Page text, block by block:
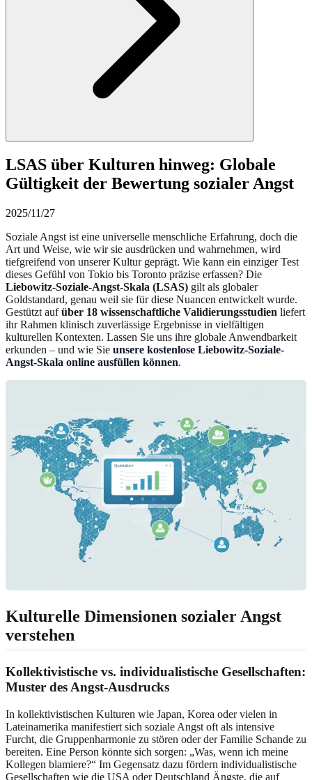
LSAS über Kulturen hinweg: Globale
Gültigkeit der Bewertung sozialer Angst
2025/11/27
Soziale Angst ist eine universelle menschliche Erfahrung, doch die
Art und Weise, wie wir sie ausdrücken und wahrnehmen, wird
tiefgreifend von unserer Kultur geprägt. Wie kann ein einziger Test
dieses Gefühl von Tokio bis Toronto präzise erfassen? Die
Liebowitz-Soziale-Angst-Skala (LSAS) gilt als globaler
Goldstandard, genau weil sie für diese Nuancen entwickelt wurde.
Gestützt aufüber 18 wissenschaftliche Validierungsstudien liefert
ihr Rahmen klinisch zuverlässige Ergebnisse in vielfältigen
kulturellen Kontexten. Lassen Sie uns ihre globale Anwendbarkeit
erkunden – und wie Sie unsere kostenlose Liebowitz-Soziale-
Angst-Skala online ausfüllen können.
Kulturelle Dimensionen sozialer Angst
verstehen
Kollektivistische vs. individualistische Gesellschaften:
Muster des Angst-Ausdrucks
In kollektivistischen Kulturen wie Japan, Korea oder vielen in
Lateinamerika manifestiert sich soziale Angst oft als intensive
Furcht, die Gruppenharmonie zu stören oder der Familie Schande zu
bereiten. Eine Person könnte sich sorgen: „Was, wenn ich meine
Kollegen blamiere?“ Im Gegensatz dazu fördern individualistische
Gesellschaften wie die USA oder Deutschland Ängste, die auf